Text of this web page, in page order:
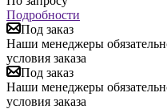
Подробности
Под заказ
Наши менеджеры
условия заказа
Под заказ
Наши менеджеры
условия заказа